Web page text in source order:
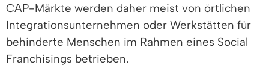
CAP-Märkte werden daher meist von örtlichen
Integrationsunternehmen oder Werkstätten für
behinderte Menschen im Rahmen eines Social
Franchisings betrieben.